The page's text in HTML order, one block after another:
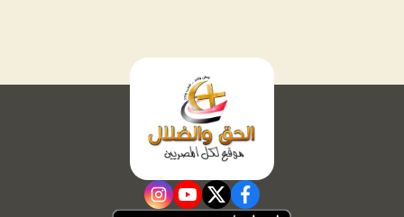
facebook
twitter
youtube
instagram